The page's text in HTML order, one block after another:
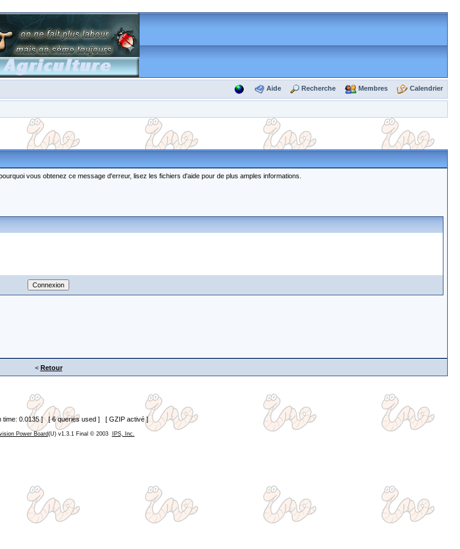
Aide Recherche Membres Calendrier
vous obtenez ce message d'erreur, lisez les fichiers d'aide pour de plus amples informations.
< Retour
time: 0.0135 ] [ 6 queries used ] [ GZIP activé ]
Power Board(U) v1.3.1 Final © 2003 IPS, Inc.